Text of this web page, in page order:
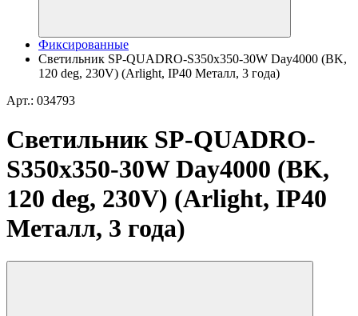
Фиксированные
Светильник SP-QUADRO-S350x350-30W Day4000 (BK,
120 deg, 230V) (Arlight, IP40 Металл, 3 года)
Арт.: 034793
Светильник SP-QUADRO-
S350x350-30W Day4000 (BK,
120 deg, 230V) (Arlight, IP40
Металл, 3 года)